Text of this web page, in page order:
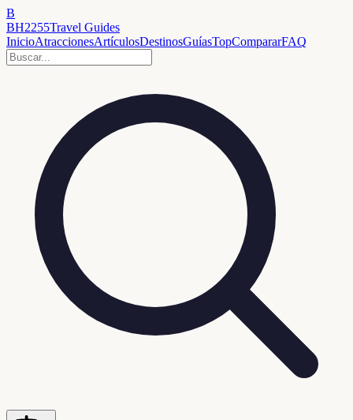
B
BH2255Travel Guides
InicioAtraccionesArtículosDestinosGuíasTopCompararFAQ